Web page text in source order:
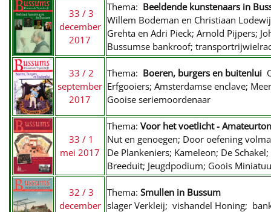
33 / 3
december
2017
Thema: Beeldende kunstenaars in
Willem Bodeman en Christiaan
Grehta en Adri Pieck; Arnold Pijpers;
Bussumse bankroof;
33 / 2
september
2017
Thema: Boeren, burgers en buitenlui
Erfgooiers; Amsterdamse enclave;
Gooise seriemoordenaar
33 / 1
mei 2017
Thema: Voor het voetlicht -
Nut en genoegen; Door oefening
De Plankeniers; Kameleon; De
Breeduit; Jeugdpodium; Goois
32 / 3
december
Thema: Smullen in Bussum
slager Verkleij; vishandel Honing;